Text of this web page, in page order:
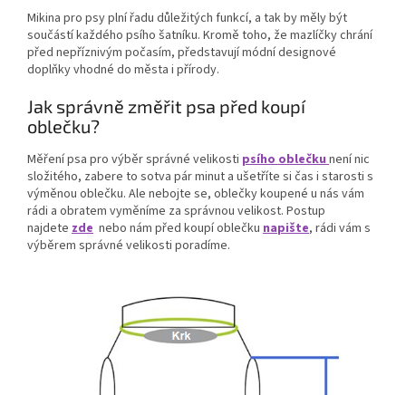
Mikina pro psy plní řadu důležitých funkcí, a tak by měly být
součástí každého psího šatníku. Kromě toho, že mazlíčky chrání
před nepříznivým počasím, představují módní designové
doplňky vhodné do města i přírody.
Jak správně změřit psa před koupí
oblečku?
Měření psa pro výběr správné velikosti psího oblečku není nic
složitého, zabere to sotva pár minut a ušetříte si čas i starosti s
výměnou oblečku. Ale nebojte se, oblečky koupené u nás vám
rádi a obratem vyměníme za správnou velikost. Postup
najdete zde nebo nám před koupí oblečku napište, rádi vám s
výběrem správné velikosti poradíme.